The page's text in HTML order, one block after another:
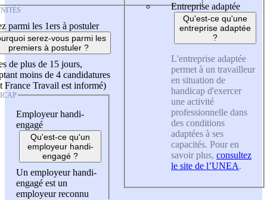
parmi les 1ers à postuler
serez-vous parmi les
premiers à postuler ?
de plus de 15 jours,
moins de 4 candidatures
France Travail est informé)
Employeur handi-
engagé
Qu'est-ce qu'un
employeur handi-
engagé ?
Un employeur handi-
engagé est un
employeur reconnu
Entreprise adaptée
Qu'est-ce qu'une
entreprise adaptée
?
L'entreprise adaptée
permet à un travailleur
en situation de
handicap d'exercer
une activité
professionnelle dans
des conditions
adaptées à ses
capacités. Pour en
savoir plus, consultez
le site de l’UNEA.